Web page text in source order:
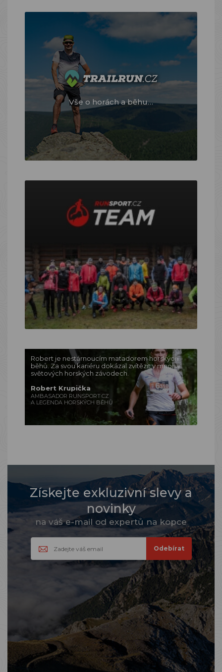
Vše o horách a běhu…
Robert je nestárnoucím matadorem horských
běhů. Za svou kariéru dokázal zvítězit v mnoha
světových horských závodech.
Robert Krupička
AMBASADOR RUNSPORT.CZ
A LEGENDA HORSKÝCH BĚHŮ
Získejte exkluzivní slevy a
novinky
na váš e-mail od expertů na kopce